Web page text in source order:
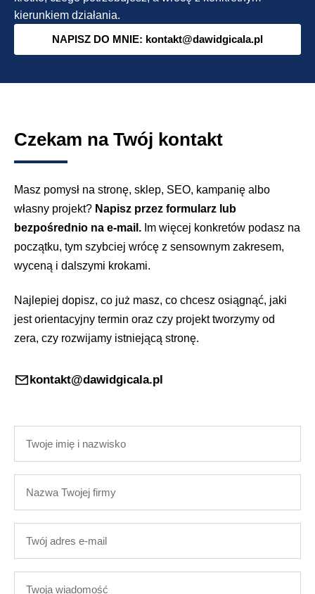
kierunkiem działania.
NAPISZ DO MNIE: kontakt@dawidgicala.pl
Czekam na Twój kontakt
Masz pomysł na stronę, sklep, SEO, kampanię albo
własny projekt? Napisz przez formularz lub
bezpośrednio na e-mail. Im więcej konkretów podasz na
początku, tym szybciej wrócę z sensownym zakresem,
wyceną i dalszymi krokami.
Najlepiej dopisz, co już masz, co chcesz osiągnąć, jaki
jest orientacyjny termin oraz czy projekt tworzymy od
zera, czy rozwijamy istniejącą stronę.
kontakt@dawidgicala.pl
nazwisko
mail